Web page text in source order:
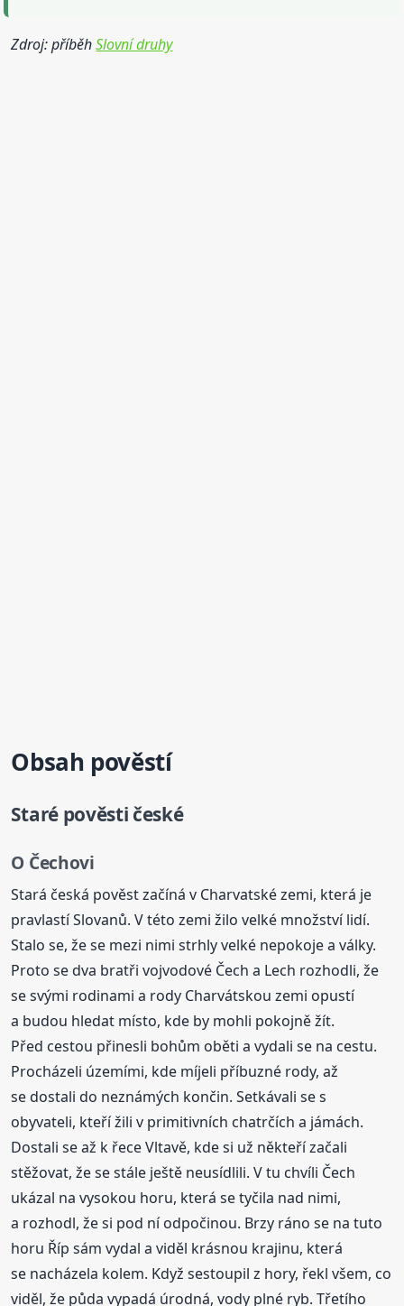
Zdroj: příběhSlovní druhy
Obsah pověstí
Staré pověsti české
O Čechovi
Stará česká pověst začíná v Charvatské zemi, která je
pravlastí Slovanů. V této zemi žilo velké množství lidí.
Stalo se, že se mezi nimi strhly velké nepokoje a války.
Proto se dva bratři vojvodové Čech a Lech rozhodli, že
se svými rodinami a rody Charvátskou zemi opustí
a budou hledat místo, kde by mohli pokojně žít.
Před cestou přinesli bohům oběti a vydali se na cestu.
Procházeli územími, kde míjeli příbuzné rody, až
se dostali do neznámých končin. Setkávali se s
obyvateli, kteří žili v primitivních chatrčích a jámách.
Dostali se až k řece Vltavě, kde si už někteří začali
stěžovat, že se stále ještě neusídlili. V tu chvíli Čech
ukázal na vysokou horu, která se tyčila nad nimi,
a rozhodl, že si pod ní odpočinou. Brzy ráno se na tuto
horu Říp sám vydal a viděl krásnou krajinu, která
se nacházela kolem. Když sestoupil z hory, řekl všem, co
viděl, že půda vypadá úrodná, vody plné ryb. Třetího